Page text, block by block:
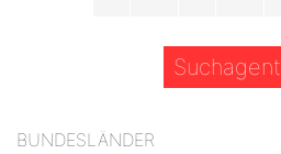
Suchagent
BUNDESLÄNDER